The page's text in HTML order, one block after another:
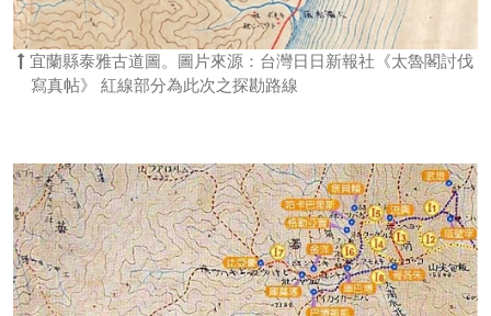
宜蘭縣泰雅古道圖。圖片來源：台灣日日新報社《太魯閣討伐
寫真帖》 紅線部分為此次之探勘路線